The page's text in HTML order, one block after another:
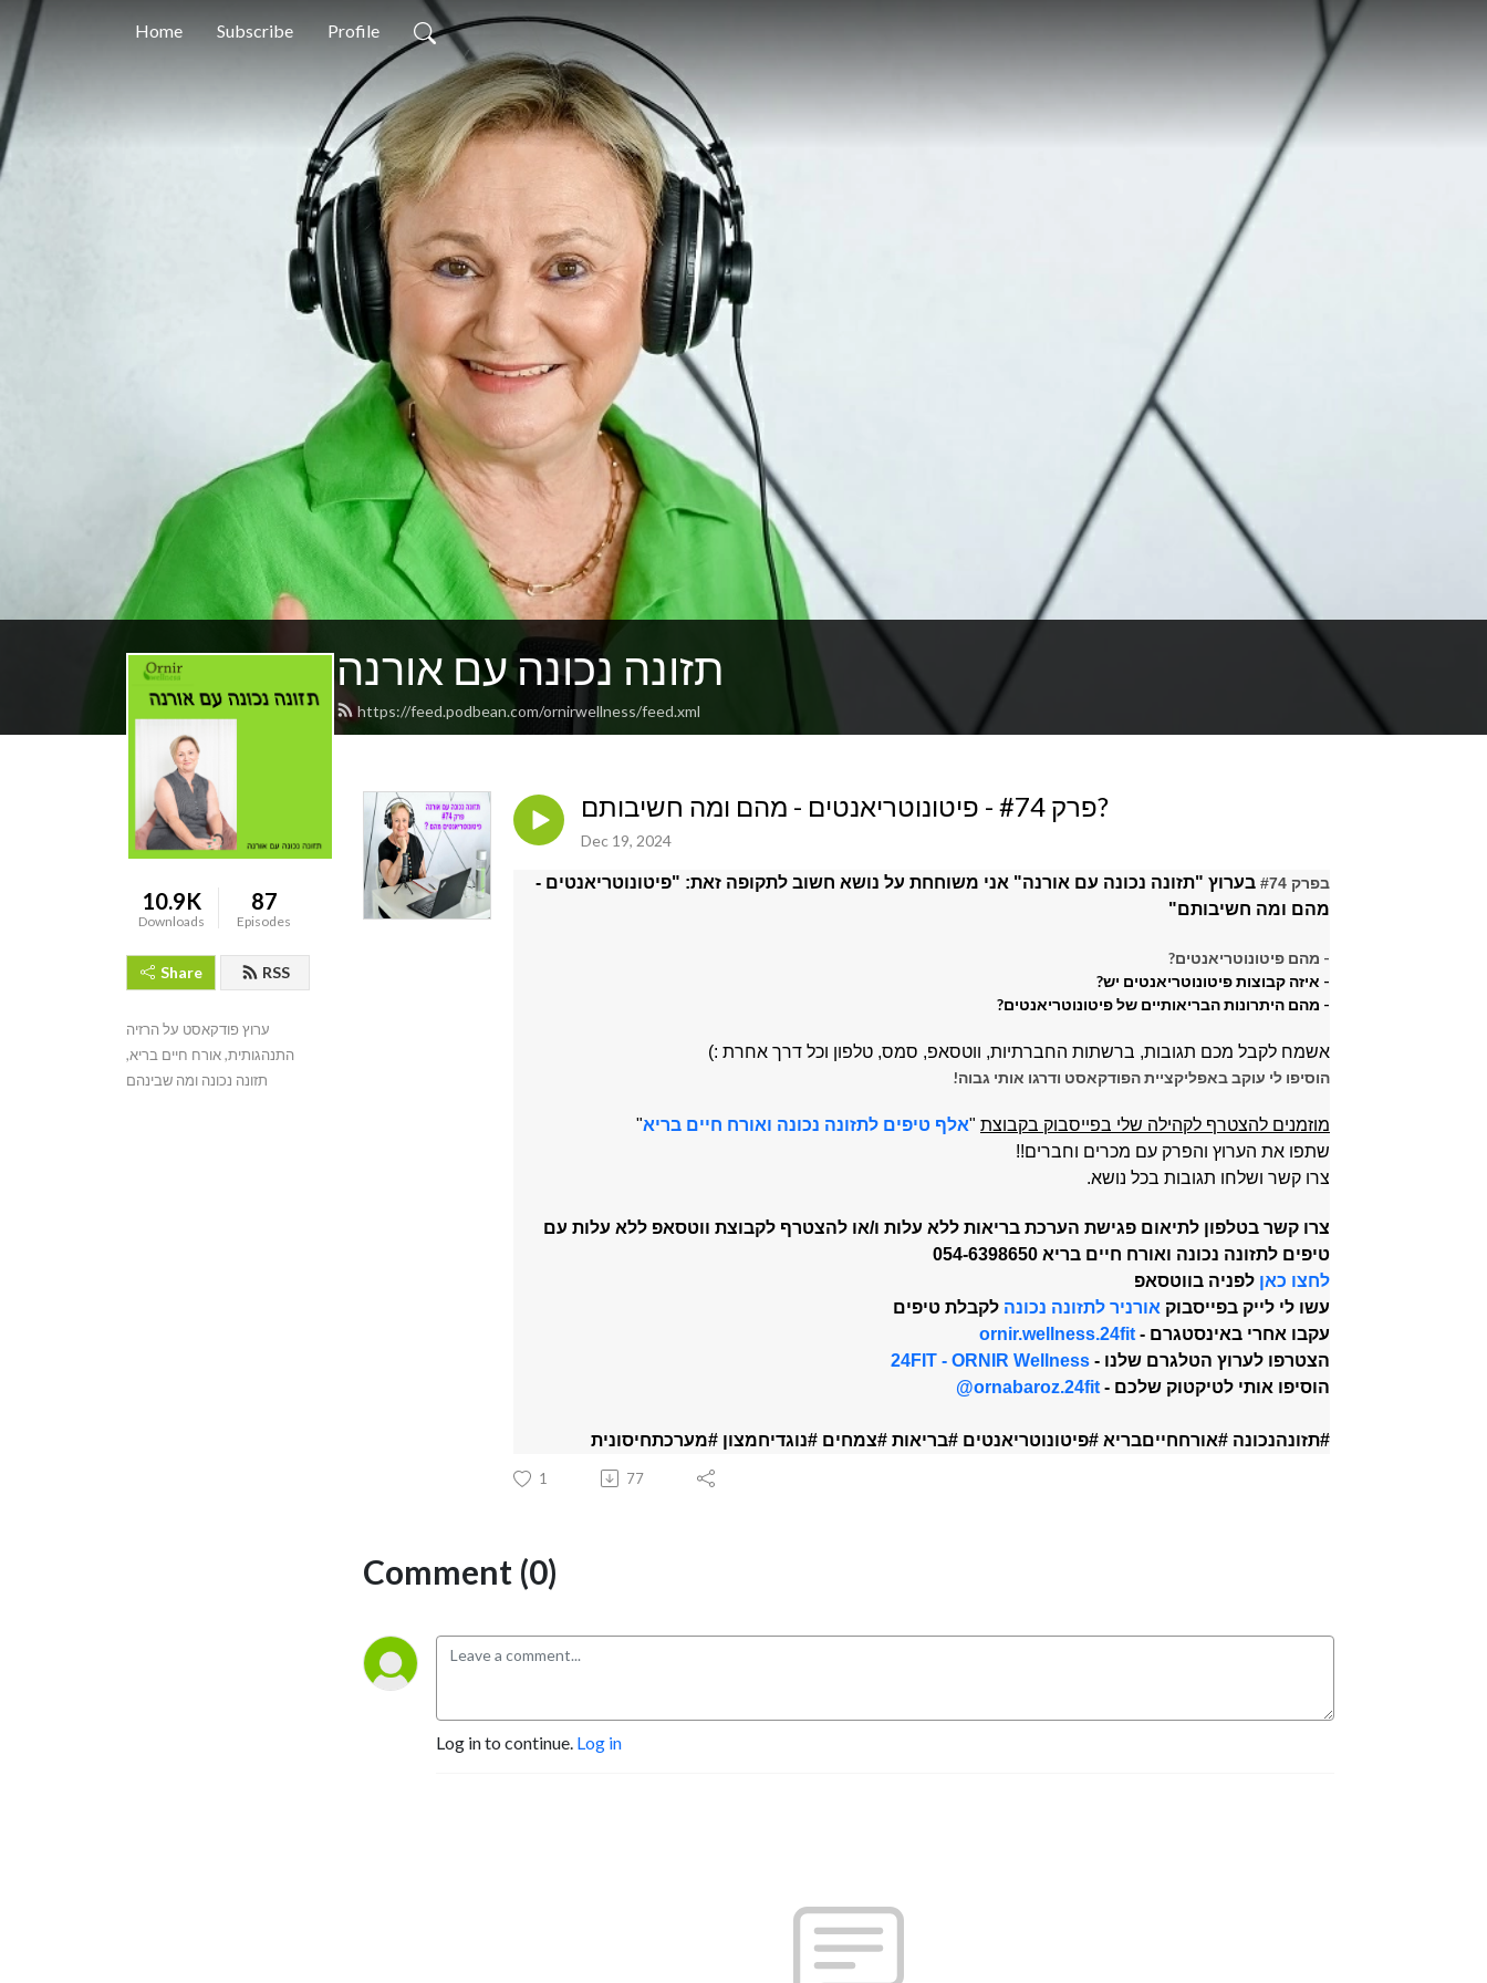
Home Subscribe Profile
תזונה נכונה עם אורנה
https://feed.podbean.com/ornirwellness/feed.xml
10.9K
Downloads
87
Episodes
Share RSS
ערוץ פודקאסט על הרזיה
התנהגותית, אורח חיים בריא,
תזונה נכונה ומה שבינהם
פרק #74 - פיטונוטריאנטים - מהם ומה חשיבותם?
Dec 19, 2024
בפרק #74
בערוץ "תזונה נכונה עם אורנה" אני משוחחת על נושא חשוב לתקופה זאת: "פיטונוטריאנטים -
מהם ומה חשיבותם"
- מהם פיטונוטריאנטים?
- איזה קבוצות פיטונוטריאנטים יש?
- מהם היתרונות הבריאותיים של פיטונוטריאנטים?
אשמח לקבל מכם תגובות, ברשתות החברתיות, ווטסאפ, סמס, טלפון וכל דרך אחרת :)
הוסיפו לי עוקב באפליקציית הפודקאסט ודרגו אותי גבוה!
מוזמנים להצטרף לקהילה שלי בפייסבוק בקבוצת "אלף טיפים לתזונה נכונה ואורח חיים בריא"
שתפו את הערוץ והפרק עם מכרים וחברים!!
צרו קשר ושלחו תגובות בכל נושא.
צרו קשר בטלפון לתיאום פגישת הערכת בריאות ללא עלות ו/או להצטרף לקבוצת ווטסאפ ללא עלות עם
טיפים לתזונה נכונה ואורח חיים בריא 054-6398650
לחצו כאן לפניה בווטסאפ
עשו לי לייק בפייסבוק אורניר לתזונה נכונה לקבלת טיפים
עקבו אחרי באינסטגרם - ornir.wellness.24fit
הצטרפו לערוץ הטלגרם שלנו - 24FIT - ORNIR Wellness
הוסיפו אותי לטיקטוק שלכם - ornabaroz.24fit@
#תזונהנכונה #אורחחייםבריא #פיטונוטריאנטים #בריאות #צמחים #נוגדיחמצון #מערכתחיסונית
1 77
Comment (0)
Log in to continue. Log in